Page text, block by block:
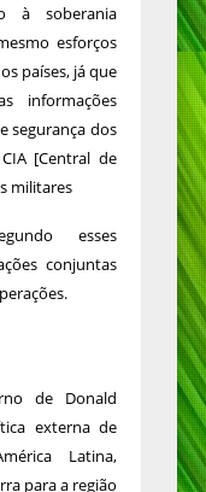
à soberania
esforços
países, já que
informações
segurança dos
[Central de
militares
esses
conjuntas
de Donald
externa de
Latina,
para a região